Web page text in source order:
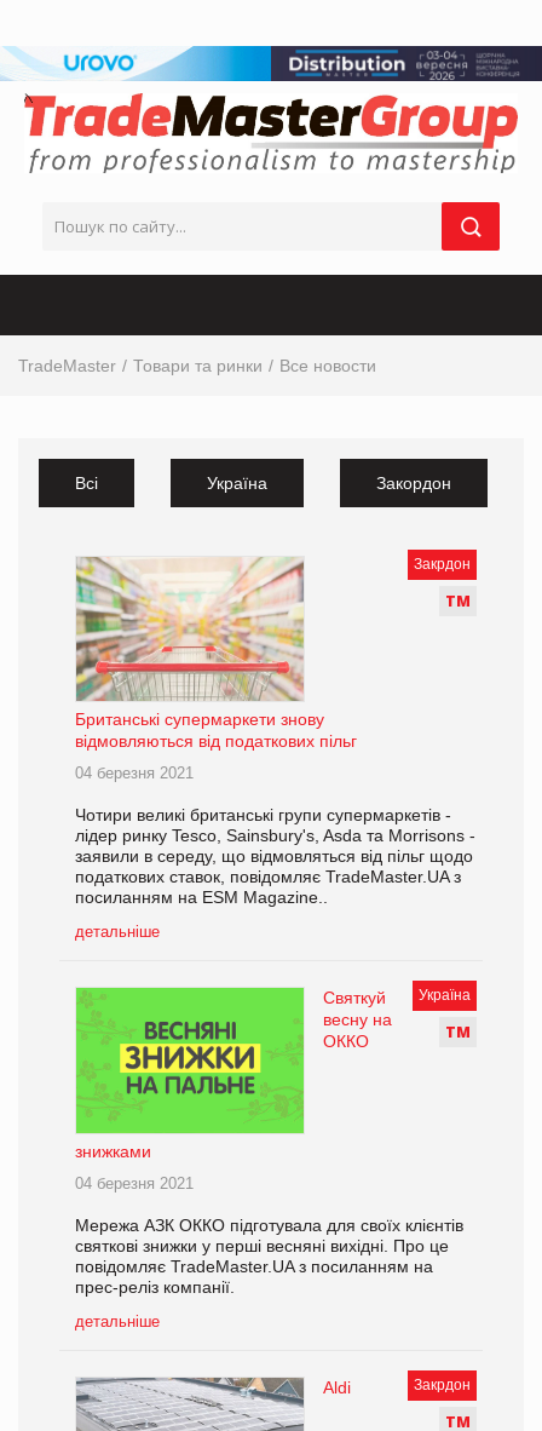
TradeMaster Товари та ринки Все новости
Всі Україна Закордон
Закрдон
ТМ
Британські супермаркети знову
відмовляються від податкових пільг
04 березня 2021
Чотири великі британські групи супермаркетів -
лідер ринку Tesco, Sainsbury's, Asda та Morrisons -
заявили в середу, що відмовляться від пільг щодо
податкових ставок, повідомляє TradeMaster.UA з
посиланням на ESM Magazine..
детальніше
Україна
ТМ
Святкуй
весну на
ОККО
знижками
04 березня 2021
Мережа АЗК ОККО підготувала для своїх клієнтів
святкові знижки у перші весняні вихідні. Про це
повідомляє TradeMaster.UA з посиланням на
прес-реліз компанії.
детальніше
Закрдон
ТМ
Aldi